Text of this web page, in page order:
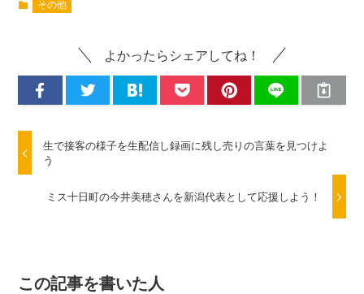
その他
よかったらシェアしてね！
生で接客の様子を生配信し録画に残し売りの言葉を見つけよ
う
ミス十日町の今井美穂さんを新潟代表として応援しよう！
この記事を書いた人